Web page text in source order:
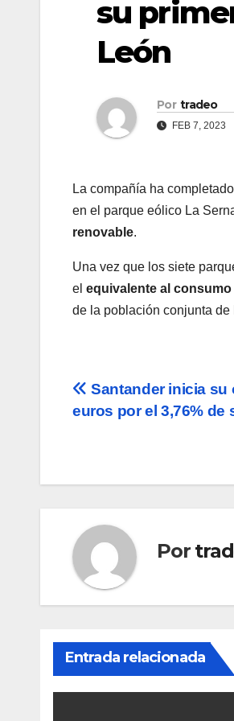
su
León
Por tradeo
FEB 7, 2023
La compañía ha
en el parque eólico La
renovable.
Una vez que los siete
el equivalente al
de la población conjunta
Navegación
Santander inicia su
euros por el 3,76% de
Por
Entrada relacionada